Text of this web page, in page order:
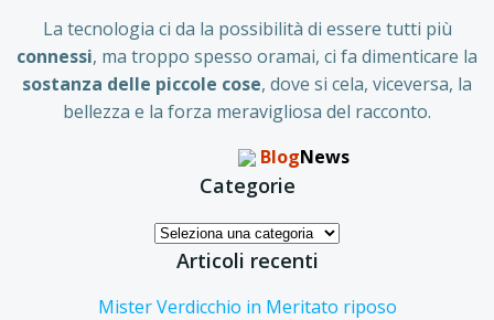
La tecnologia ci da la possibilità di essere tutti più
connessi, ma troppo spesso oramai, ci fa dimenticare la
sostanza delle piccole cose, dove si cela, viceversa, la
bellezza e la forza meravigliosa del racconto.
BlogNews
Categorie
Categorie
Articoli recenti
Mister Verdicchio in Meritato riposo